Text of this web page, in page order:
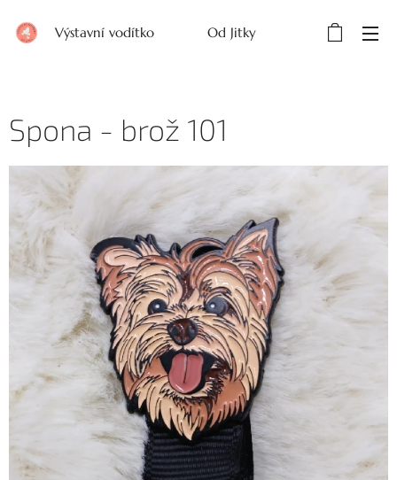
Výstavní vodítko Od Jitky
Spona - brož 101